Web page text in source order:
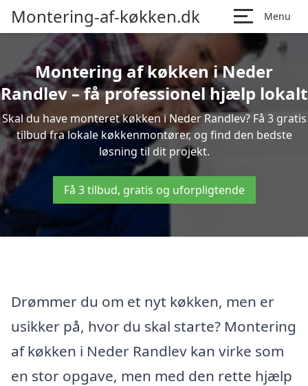
Montering-af-køkken.dk Menu
Montering af køkken i Neder
Randlev – få professionel hjælp lokalt
Skal du have monteret køkken i Neder Randlev? Få 3 gratis
tilbud fra lokale køkkenmontører, og find den bedste
løsning til dit projekt.
Få 3 tilbud, gratis og uforpligtende
Drømmer du om et nyt køkken, men er
usikker på, hvor du skal starte? Montering
af køkken i Neder Randlev kan virke som
en stor opgave, men med den rette hjælp